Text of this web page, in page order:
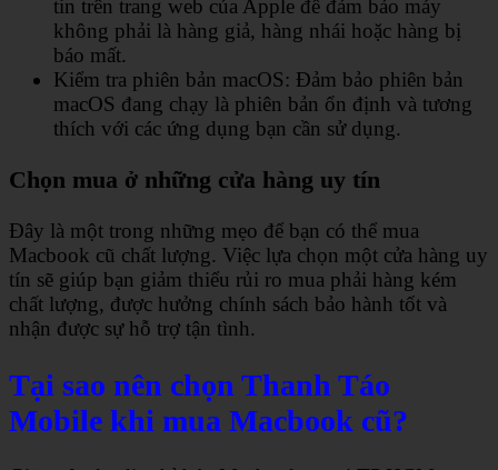
tin trên trang web của Apple để đảm bảo máy
không phải là hàng giả, hàng nhái hoặc hàng bị
báo mất.
Kiểm tra phiên bản macOS: Đảm bảo phiên bản
macOS đang chạy là phiên bản ổn định và tương
thích với các ứng dụng bạn cần sử dụng.
Chọn mua ở những cửa hàng uy tín
Đây là một trong những mẹo để bạn có thể mua
Macbook cũ chất lượng. Việc lựa chọn một cửa hàng uy
tín sẽ giúp bạn giảm thiểu rủi ro mua phải hàng kém
chất lượng, được hưởng chính sách bảo hành tốt và
nhận được sự hỗ trợ tận tình.
Tại sao nên chọn Thanh Táo
Mobile khi mua Macbook cũ?